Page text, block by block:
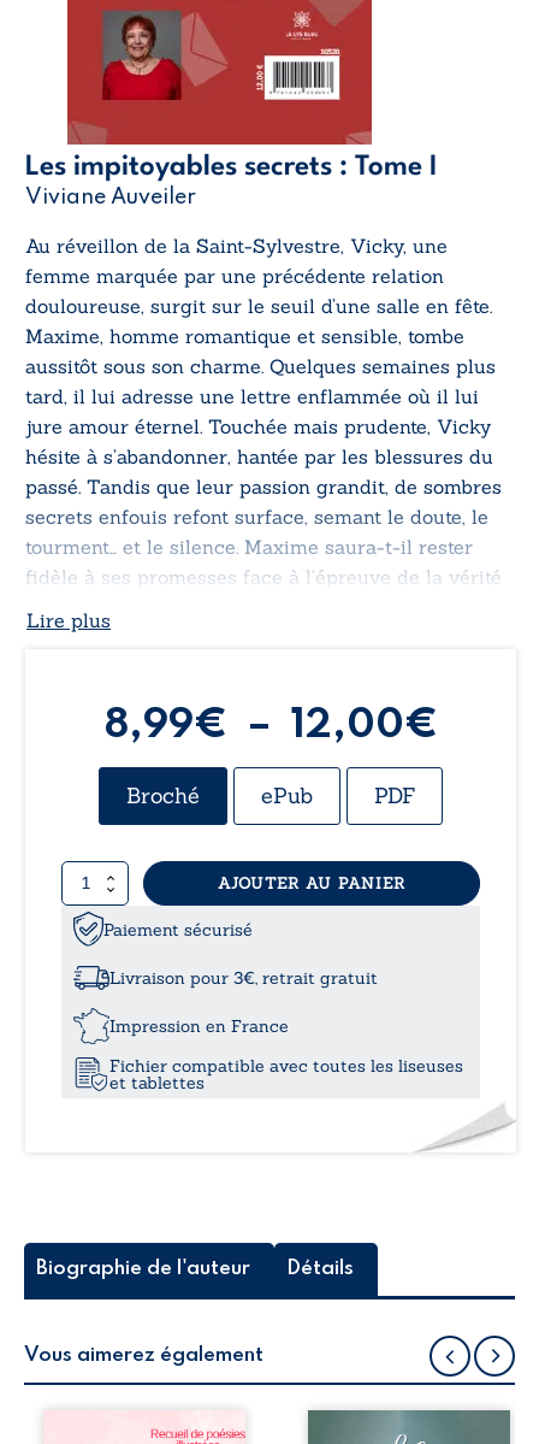
Les impitoyables secrets : Tome I
Viviane Auveiler
Au réveillon de la Saint-Sylvestre, Vicky, une
femme marquée par une précédente relation
douloureuse, surgit sur le seuil d’une salle en fête.
Maxime, homme romantique et sensible, tombe
aussitôt sous son charme. Quelques semaines plus
tard, il lui adresse une lettre enflammée où il lui
jure amour éternel. Touchée mais prudente, Vicky
hésite à s’abandonner, hantée par les blessures du
passé. Tandis que leur passion grandit, de sombres
secrets enfouis refont surface, semant le doute, le
tourment… et le silence. Maxime saura-t-il rester
fidèle à ses promesses face à l’épreuve de la vérité
Lire plus
8,99€ – 12,00€
de
Broché ePub PDF
quantité
de
Les
impitoyables
secrets
Tome
AJOUTER AU PANIER
Paiement sécurisé
Livraison pour 3€, retrait gratuit
Impression en France
Fichier compatible avec toutes les liseuses
et tablettes
Biographie de l'auteur Détails
Vous aimerez également
Bouquets d’amour
Vicky se trouve